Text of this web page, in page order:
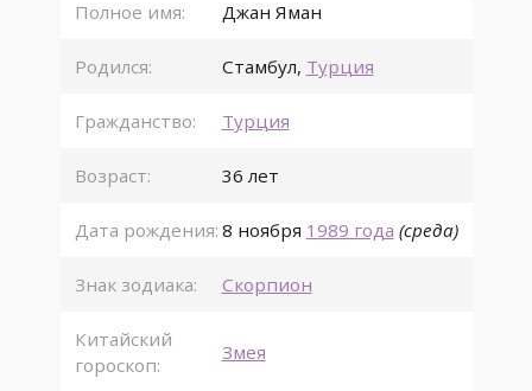
Полное имя: Джан Яман
Родился: Стамбул, Турция
Гражданство: Турция
Возраст: 36 лет
Дата рождения: 8 ноября 1989 года (среда)
Знак зодиака: Скорпион
Китайский
гороскоп:
Змея